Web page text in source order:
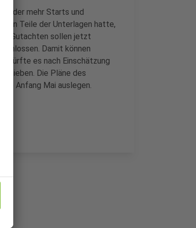
der mehr Starts und
Teile der Unterlagen hatte,
Gutachten sollen jetzt
Damit können
dürfte es nach Einschätzung
Die Pläne des
Anfang Mai auslegen.